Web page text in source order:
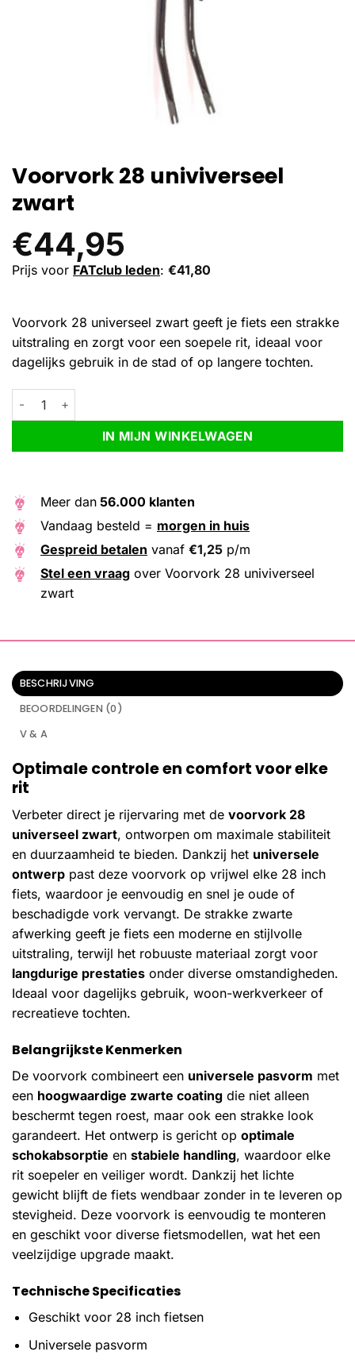
Voorvork 28 univiverseel
zwart
€44,95
Prijs voor FATclub leden: €41,80
Voorvork 28 universeel zwart geeft je fiets een strakke
uitstraling en zorgt voor een soepele rit, ideaal voor
dagelijks gebruik in de stad of op langere tochten.
Voorvork 28 univiverseel zwart aantal
IN MIJN WINKELWAGEN
Alternative:
Meer dan 56.000 klanten
Vandaag besteld = morgen in huis
Gespreid betalen vanaf €1,25 p/m
Stel een vraag over Voorvork 28 univiverseel
zwart
BESCHRIJVING
BEOORDELINGEN (0)
V & A
Optimale controle en comfort voor elke
rit
Verbeter direct je rijervaring met de voorvork 28
universeel zwart, ontworpen om maximale stabiliteit
en duurzaamheid te bieden. Dankzij het universele
ontwerp past deze voorvork op vrijwel elke 28 inch
fiets, waardoor je eenvoudig en snel je oude of
beschadigde vork vervangt. De strakke zwarte
afwerking geeft je fiets een moderne en stijlvolle
uitstraling, terwijl het robuuste materiaal zorgt voor
langdurige prestaties onder diverse omstandigheden.
Ideaal voor dagelijks gebruik, woon-werkverkeer of
recreatieve tochten.
Belangrijkste Kenmerken
De voorvork combineert een universele pasvorm met
een hoogwaardige zwarte coating die niet alleen
beschermt tegen roest, maar ook een strakke look
garandeert. Het ontwerp is gericht op optimale
schokabsorptie en stabiele handling, waardoor elke
rit soepeler en veiliger wordt. Dankzij het lichte
gewicht blijft de fiets wendbaar zonder in te leveren op
stevigheid. Deze voorvork is eenvoudig te monteren
en geschikt voor diverse fietsmodellen, wat het een
veelzijdige upgrade maakt.
Technische Specificaties
Geschikt voor 28 inch fietsen
Universele pasvorm